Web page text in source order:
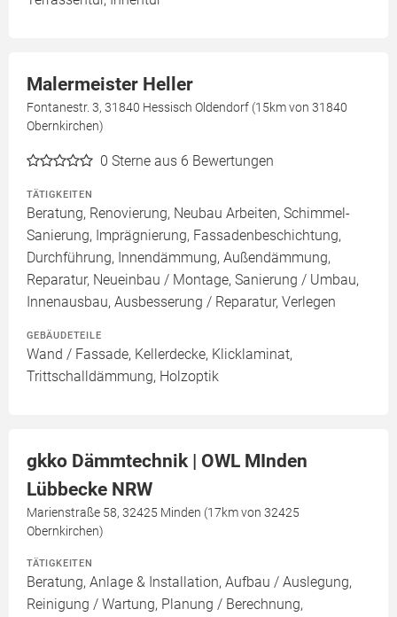
Malermeister Heller
Fontanestr. 3, 31840 Hessisch Oldendorf (15km von 31840
Obernkirchen)
0 Sterne aus 6 Bewertungen
TÄTIGKEITEN
Beratung, Renovierung, Neubau Arbeiten, Schimmel-
Sanierung, Imprägnierung, Fassadenbeschichtung,
Durchführung, Innendämmung, Außendämmung,
Reparatur, Neueinbau / Montage, Sanierung / Umbau,
Innenausbau, Ausbesserung / Reparatur, Verlegen
GEBÄUDETEILE
Wand / Fassade, Kellerdecke, Klicklaminat,
Trittschalldämmung, Holzoptik
gkko Dämmtechnik | OWL MInden
Lübbecke NRW
Marienstraße 58, 32425 Minden (17km von 32425
Obernkirchen)
TÄTIGKEITEN
Beratung, Anlage & Installation, Aufbau / Auslegung,
Reinigung / Wartung, Planung / Berechnung,